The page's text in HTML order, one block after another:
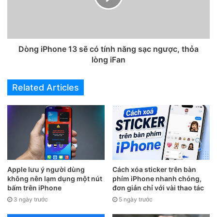
Bước 1:Sạc đầy pin điện thoại đến 100%.
Bạn cần tắt toàn bộ kết nối Wifi, dữ liệu di động
Sau khoảng thời gian này, nếu lượng pin % còn lại lớn hơn
85%-90% thì chứng tỏ pin của bạn vẫn còn tốt.
Dòng iPhone 13 sẽ có tính năng sạc ngược, thỏa
lòng iFan
Related Articles
Apple lưu ý người dùng
không nên lạm dụng một nút
bấm trên iPhone
3 ngày trước
Cách xóa sticker trên bàn
phím iPhone nhanh chóng,
đơn giản chỉ với vài thao tác
5 ngày trước